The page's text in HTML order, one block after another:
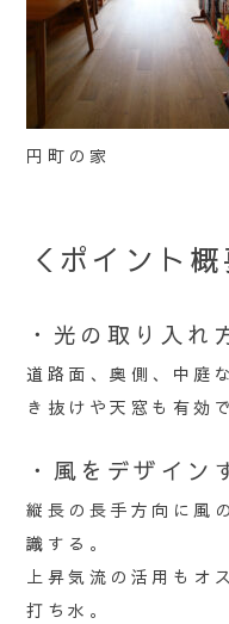
円町の家
＜ポイント概
・光の取り入れ
道路面、奥側、中庭
き抜けや天窓も有効
・風をデザイン
縦長の長手方向に風
識する。
上昇気流の活用もオ
打ち水。